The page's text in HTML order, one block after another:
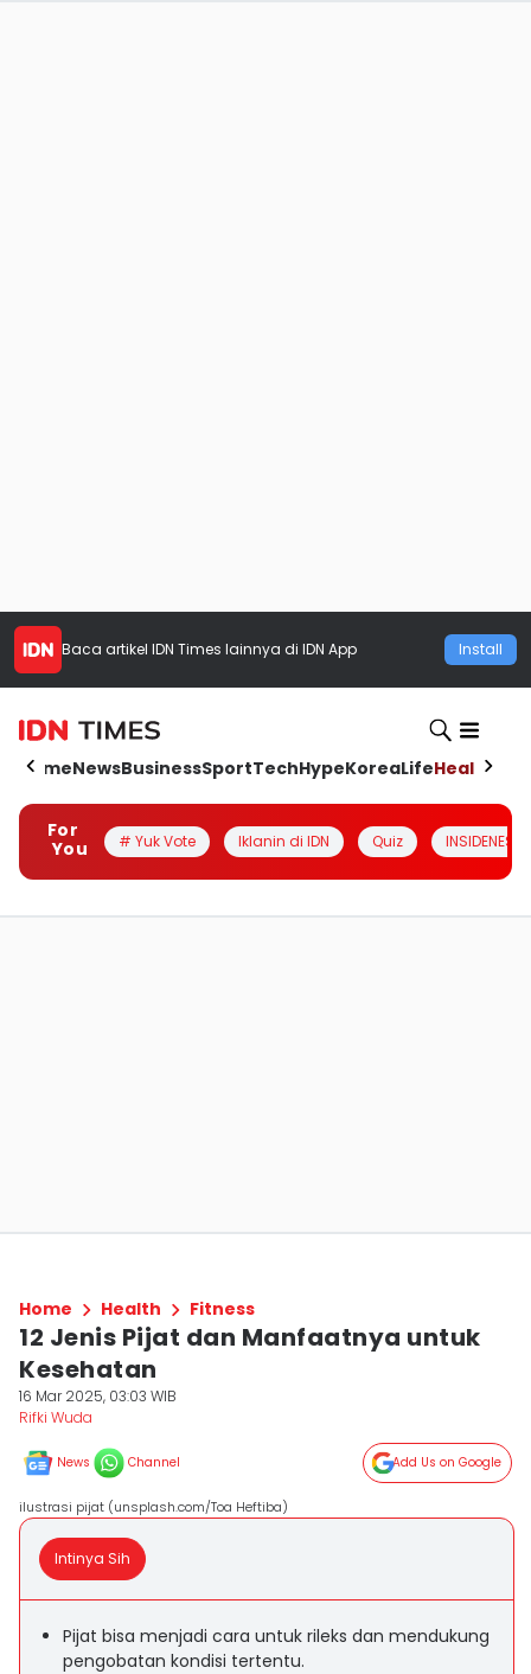
Baca artikel IDN Times lainnya di IDN App Install
HomeNewsBusinessSportTechHypeKoreaLifeHealth
For
You
# Yuk Vote Iklanin di IDN Quiz INSIDENESIA
Home Health Fitness
12 Jenis Pijat dan Manfaatnya untuk
Kesehatan
16 Mar 2025, 03:03 WIB
Rifki Wuda
News Channel Add Us on Google
ilustrasi pijat (unsplash.com/Toa Heftiba)
Intinya Sih
Pijat bisa menjadi cara untuk rileks dan mendukung
pengobatan kondisi tertentu.